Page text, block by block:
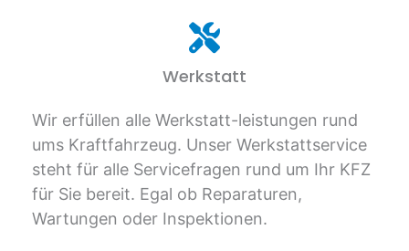
Werkstatt
Wir erfüllen alle Werkstatt-leistungen rund
ums Kraftfahrzeug. Unser Werkstattservice
steht für alle Servicefragen rund um Ihr KFZ
für Sie bereit. Egal ob Reparaturen,
Wartungen oder Inspektionen.